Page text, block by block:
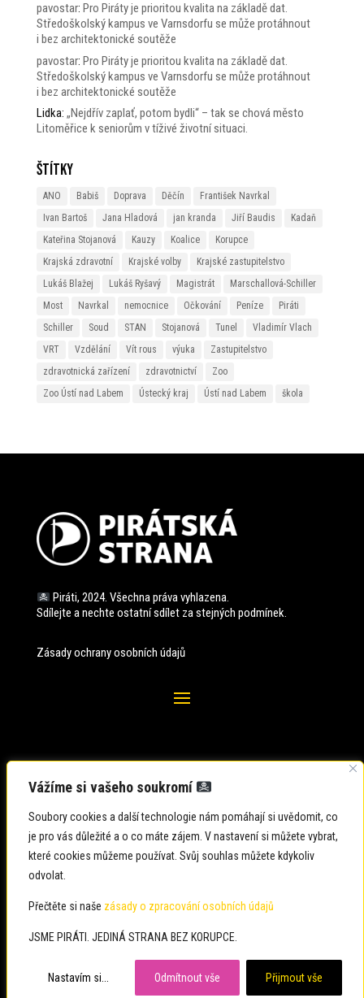
Vážíme si vašeho soukromí
Soubory cookies a další technologie nám pomáhají si uvědomit, co
je pro vás důležité a o co máte zájem. V nastavení si můžete vybrat,
které cookies můžeme používat. Svůj souhlas můžete kdykoliv
odvolat.
Přečtěte si naše zásady o zpracování osobních údajů
JSME PIRÁTI. JEDINÁ STRANA BEZ KORUPCE.
Nastavím si... Odmítnout vše Přijmout vše
pavostar: Pro Piráty je prioritou kvalita na základě dat.
Středoškolský kampus ve Varnsdorfu se může protáhnout
i bez architektonické soutěže
pavostar: Pro Piráty je prioritou kvalita na základě dat.
Středoškolský kampus ve Varnsdorfu se může protáhnout
i bez architektonické soutěže
Lidka: „Nejdřív zaplať, potom bydli“ – tak se chová město
Litoměřice k seniorům v tíživé životní situaci.
Štítky
ANO Babiš Doprava Děčín
František Navrkal
Ivan Bartoš
Jana Hladová jan kranda Jiří Baudis
Kadaň
Kateřina Stojanová
Kauzy Koalice
Korupce
Krajská zdravotní
Krajské volby
Krajské zastupitelstvo
Lukáš Blažej
Lukáš Ryšavý Magistrát
Marschallová-Schiller
Most
Navrkal nemocnice Očkování Peníze
Piráti
Schiller
Soud STAN Stojanová Tunel
Vladimír Vlach
VRT
Vzdělání Vít rous výuka
Zastupitelstvo
zdravotnická zařízení
zdravotnictví
Zoo
Zoo Ústí nad Labem
Ústecký kraj Ústí nad Labem škola
Piráti, 2024. Všechna práva vyhlazena.
Sdílejte a nechte ostatní sdílet za stejných podmínek.
Zásady ochrany osobních údajů
Zadavatel: Česká pirátská strana
Občané: usteckykraj@pirati.cz